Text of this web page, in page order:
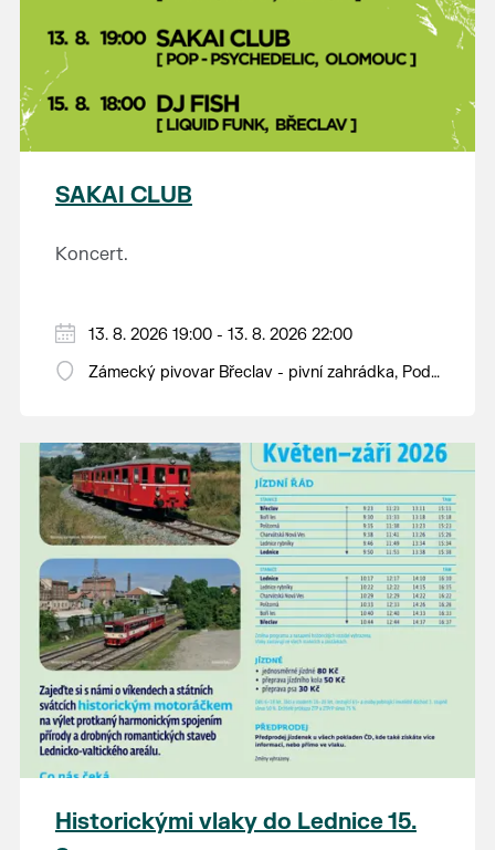
SAKAI CLUB
Koncert.
13. 8. 2026 19:00 - 13. 8. 2026 22:00
Zámecký pivovar Břeclav - pivní zahrádka, Pod
Historickými vlaky do Lednice 15.